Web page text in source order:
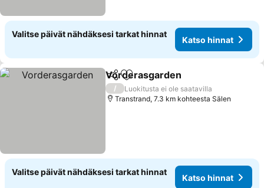
Valitse päivät nähdäksesi tarkat hinnat
Katso hinnat
Jaa Lisää suosikkeihin
Vorderasgarden
/
Luokitusta ei ole saatavilla
Transtrand, 7.3 km kohteesta Sälen
Valitse päivät nähdäksesi tarkat hinnat
Katso hinnat